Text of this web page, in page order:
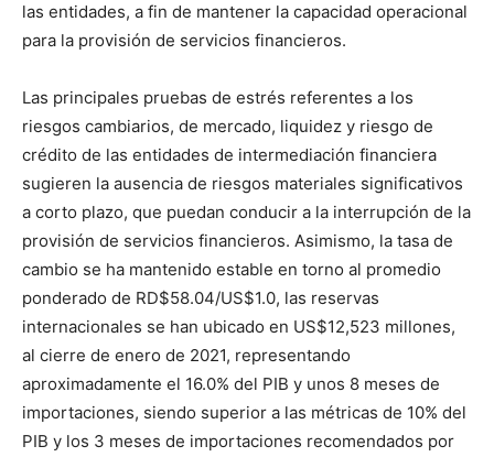
las entidades, a fin de mantener la capacidad operacional
para la provisión de servicios financieros.
Las principales pruebas de estrés referentes a los
riesgos cambiarios, de mercado, liquidez y riesgo de
crédito de las entidades de intermediación financiera
sugieren la ausencia de riesgos materiales significativos
a corto plazo, que puedan conducir a la interrupción de la
provisión de servicios financieros. Asimismo, la tasa de
cambio se ha mantenido estable en torno al promedio
ponderado de RD$58.04/US$1.0, las reservas
internacionales se han ubicado en US$12,523 millones,
al cierre de enero de 2021, representando
aproximadamente el 16.0% del PIB y unos 8 meses de
importaciones, siendo superior a las métricas de 10% del
PIB y los 3 meses de importaciones recomendados por